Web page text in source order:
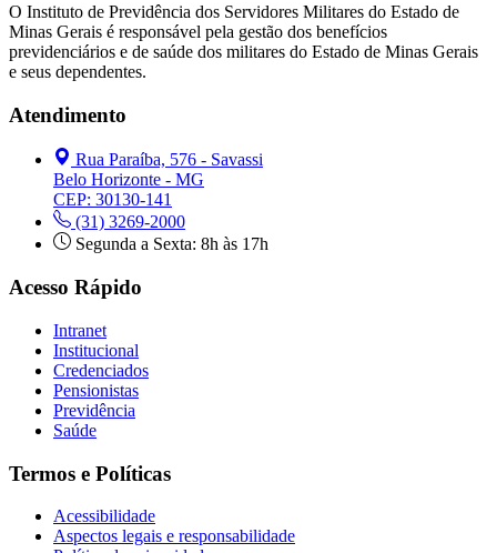
O Instituto de Previdência dos Servidores Militares do Estado de
Minas Gerais é responsável pela gestão dos benefícios
previdenciários e de saúde dos militares do Estado de Minas Gerais
e seus dependentes.
Atendimento
Rua Paraíba, 576 - Savassi
Belo Horizonte - MG
CEP: 30130-141
(31) 3269-2000
Segunda a Sexta: 8h às 17h
Acesso Rápido
Intranet
Institucional
Credenciados
Pensionistas
Previdência
Saúde
Termos e Políticas
Acessibilidade
Aspectos legais e responsabilidade